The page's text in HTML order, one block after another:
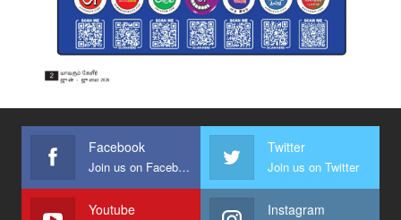
Facebook
Join us on Facebook
Twitter
Join us on Twitter
Youtube Instagram